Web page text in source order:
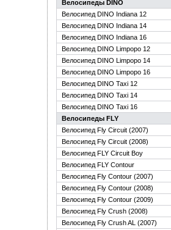
Велосипеды DINO
Велосипед DINO Indiana 12
Велосипед DINO Indiana 14
Велосипед DINO Indiana 16
Велосипед DINO Limpopo 12
Велосипед DINO Limpopo 14
Велосипед DINO Limpopo 16
Велосипед DINO Taxi 12
Велосипед DINO Taxi 14
Велосипед DINO Taxi 16
Велосипеды FLY
Велосипед Fly Circuit (2007)
Велосипед Fly Circuit (2008)
Велосипед FLY Circuit Boy
Велосипед FLY Contour
Велосипед Fly Contour (2007)
Велосипед Fly Contour (2008)
Велосипед Fly Contour (2009)
Велосипед Fly Crush (2008)
Велосипед Fly Crush AL (2007)